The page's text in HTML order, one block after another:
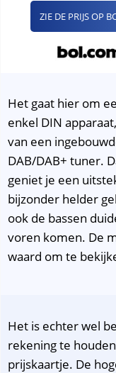
ZIE DE PRIJS OP
Het gaat hier om
enkel DIN
van een
DAB/DAB+ tuner.
geniet je een
bijzonder helder
ook de bassen
voren komen. De
waard om te
Het is echter wel
rekening te
prijskaartje. De